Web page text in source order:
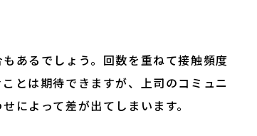
あるでしょう。回数を重ねて接触頻度
とは期待できますが、上司のコミュニ
によって差が出てしまいます。